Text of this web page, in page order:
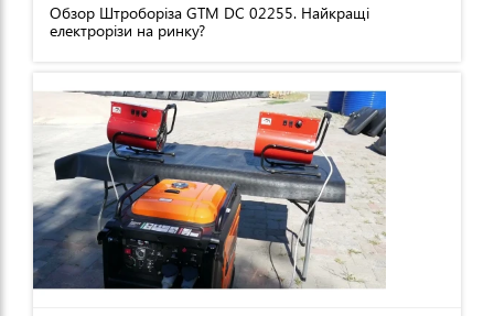
Обзор Штроборіза GTM DC 02255. Найкращі
електрорізи на ринку?